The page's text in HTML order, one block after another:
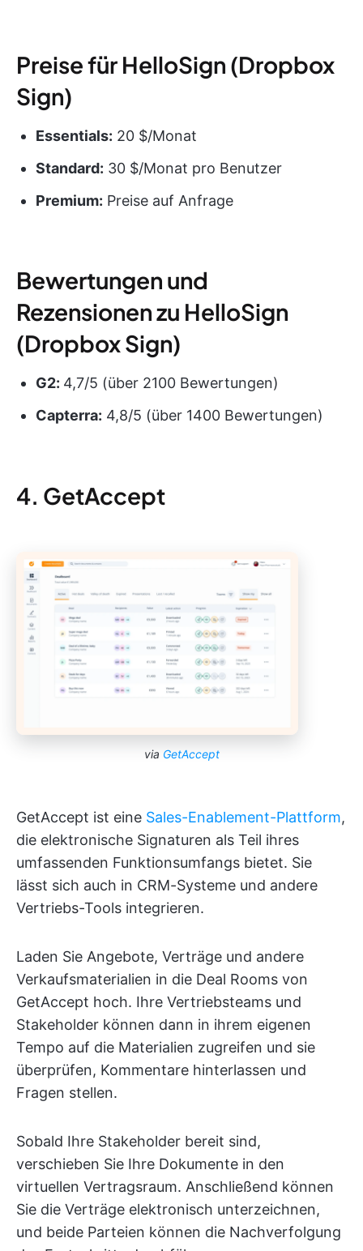
Preise für HelloSign (Dropbox
Sign)
Essentials: 20 $/Monat
Standard: 30 $/Monat pro Benutzer
Premium: Preise auf Anfrage
Bewertungen und
Rezensionen zu HelloSign
(Dropbox Sign)
G2: 4,7/5 (über 2100 Bewertungen)
Capterra: 4,8/5 (über 1400 Bewertungen)
4. GetAccept
via GetAccept
GetAccept ist eine Sales-Enablement-Plattform,
die elektronische Signaturen als Teil ihres
umfassenden Funktionsumfangs bietet. Sie
lässt sich auch in CRM-Systeme und andere
Vertriebs-Tools integrieren.
Laden Sie Angebote, Verträge und andere
Verkaufsmaterialien in die Deal Rooms von
GetAccept hoch. Ihre Vertriebsteams und
Stakeholder können dann in ihrem eigenen
Tempo auf die Materialien zugreifen und sie
überprüfen, Kommentare hinterlassen und
Fragen stellen.
Sobald Ihre Stakeholder bereit sind,
verschieben Sie Ihre Dokumente in den
virtuellen Vertragsraum. Anschließend können
Sie die Verträge elektronisch unterzeichnen,
und beide Parteien können die Nachverfolgung